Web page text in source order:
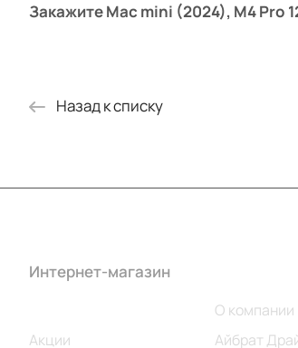
Закажите Mac mini (2024), M4 Pro
Назад к списку
Интернет-магазин
Акции
О компании
Айбрат